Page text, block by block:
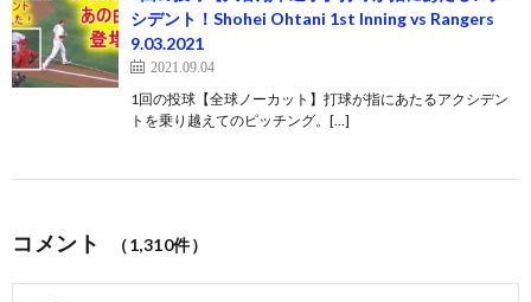
シデント！Shohei Ohtani 1st Inning vs Rangers
9.03.2021
2021.09.04
1回の投球【全球ノーカット】打球が指にあたるアクシデン
トを乗り越えてのピッチング。[…]
コメント （1,310件）